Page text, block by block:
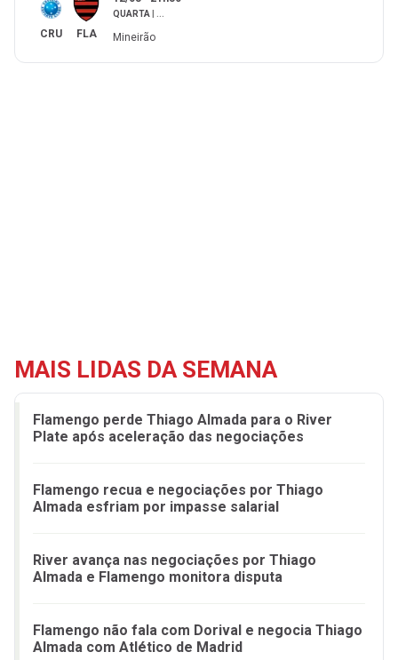
CRU FLA
QUARTA
Mineirão
MAIS LIDAS DA SEMANA
Flamengo perde Thiago Almada para o River
Plate após aceleração das negociações
Flamengo recua e negociações por Thiago
Almada esfriam por impasse salarial
River avança nas negociações por Thiago
Almada e Flamengo monitora disputa
Flamengo não fala com Dorival e negocia Thiago
Almada com Atlético de Madrid